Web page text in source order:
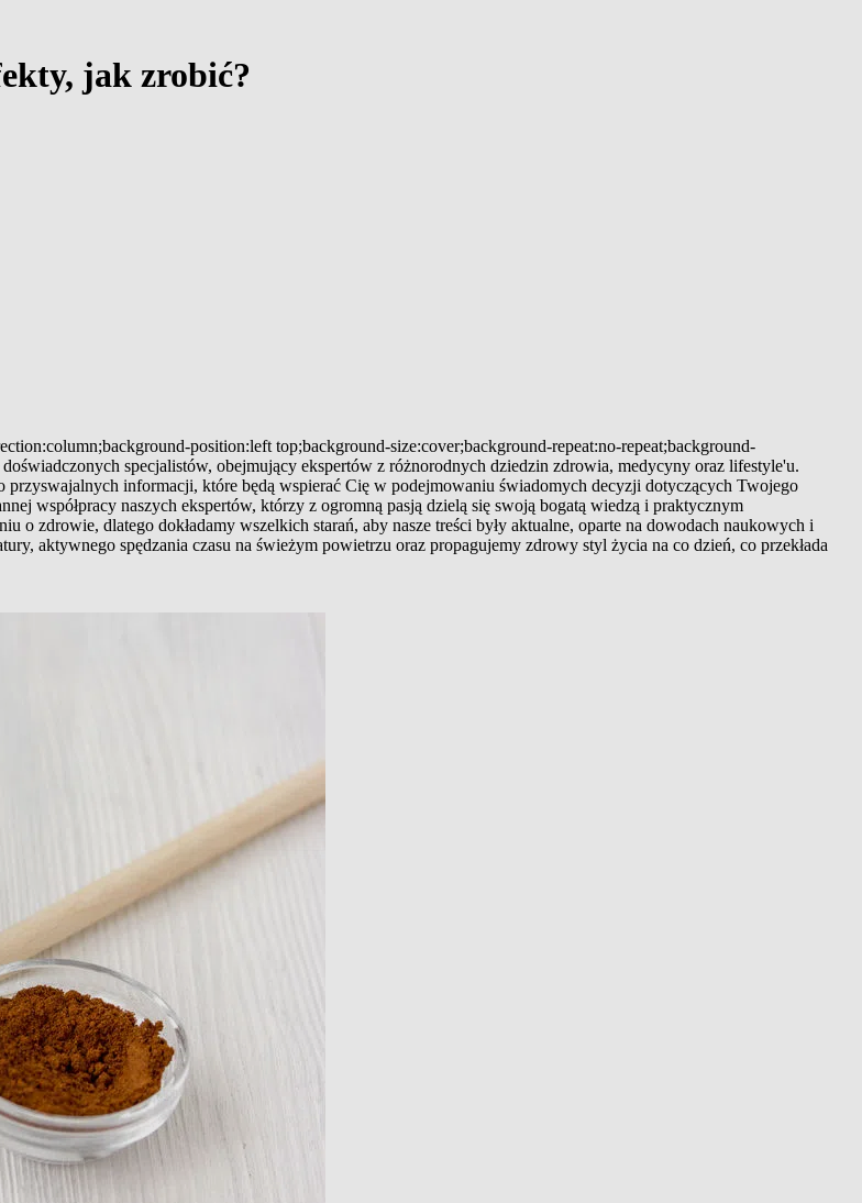
jak zrobić?
position:left top;background-size:cover;background-repeat:no-repeat;background-
specjalistów, obejmujący ekspertów z różnorodnych dziedzin zdrowia, medycyny oraz lifestyle'u.
informacji, które będą wspierać Cię w podejmowaniu świadomych decyzji dotyczących Twojego
współpracy naszych ekspertów, którzy z ogromną pasją dzielą się swoją bogatą wiedzą i praktycznym
zdrowie, dlatego dokładamy wszelkich starań, aby nasze treści były aktualne, oparte na dowodach naukowych i
aktywnego spędzania czasu na świeżym powietrzu oraz propagujemy zdrowy styl życia na co dzień, co przekłada